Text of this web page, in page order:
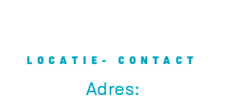
LOCATIE- CONTACT
Adres: